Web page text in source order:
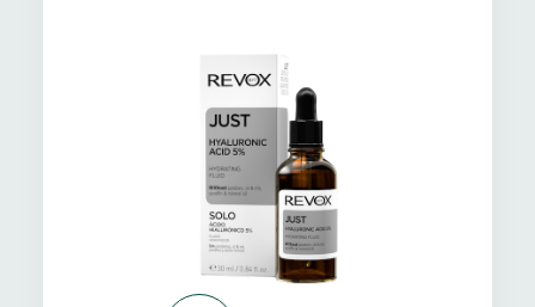
Gyakori kérdések